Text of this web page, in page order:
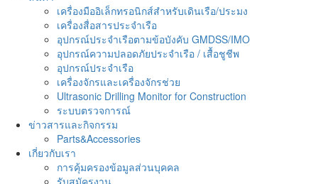
เครื่องมืออิเล็กทรอนิกส์สำหรับเดินเรือ/ประมง
เครื่องสื่อสารประจำเรือ
อุปกรณ์ประจำเรือตามข้อบังคับ GMDSS/IMO
อุปกรณ์ความปลอดภัยประจำเรือ / เสื้อชูชีพ
อุปกรณ์ประจำเรือ
เครื่องจักรและเครื่องจักรช่วย
Ultrasonic Drilling Monitor for Construction
ระบบตรวจการณ์
ข่าวสารและกิจกรรม
Parts&Accessories
เกี่ยวกับเรา
การคุ้มครองข้อมูลส่วนบุคคล